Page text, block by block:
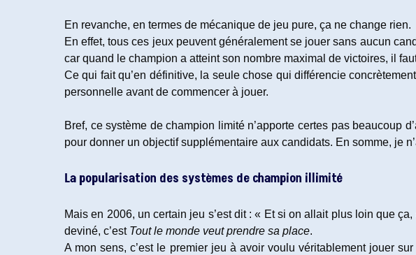
En revanche, en termes de mécanique de jeu pure, ça ne change rien.
En effet, tous ces jeux peuvent généralement se jouer sans aucun
car quand le champion a atteint son nombre maximal de victoires, il
Ce qui fait qu’en définitive, la seule chose qui différencie
personnelle avant de commencer à jouer.
Bref, ce système de champion limité n’apporte certes pas beaucoup
pour donner un objectif supplémentaire aux candidats. En somme, je
La popularisation des systèmes de champion illimité
Mais en 2006, un certain jeu s’est dit : « Et si on allait plus loin que
deviné, c’est Tout le monde veut prendre sa place.
A mon sens, c’est le premier jeu à avoir voulu véritablement jouer